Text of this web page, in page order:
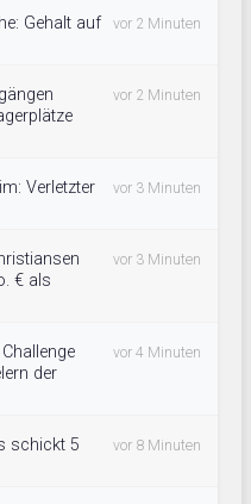
Gehalt auf
vor 2 Minuten
vor 2 Minuten
Verletzter
vor 3 Minuten
€ als
vor 3 Minuten
der
vor 4 Minuten
schickt 5
vor 8 Minuten